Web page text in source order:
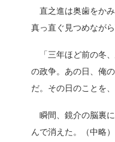
直之進は奥歯をか
真っ直ぐ見つめながら
「三年ほど前の冬
の政争。あの日、俺
だ。その日のことを
瞬間、鏡介の脳裏
んで消えた。（中略）